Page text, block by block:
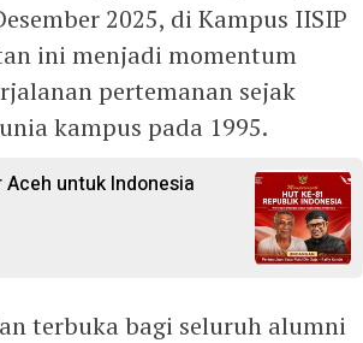
2025, di Kampus IISIP
ini menjadi momentum
pertemanan sejak
kampus pada 1995.
untuk Indonesia
terbuka bagi seluruh alumni